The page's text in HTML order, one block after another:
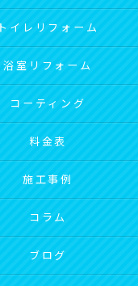
トイレリフォーム
浴室リフォーム
コーティング
料金表
施工事例
コラム
ブログ